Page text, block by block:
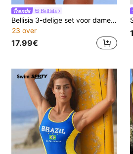
Bellisia
Bellisia 3-delige set voor dames, minimalistische bloemenprint, willekeurige print, zomerse sexy tanktop, camisole, bikini
23 over
17.99€